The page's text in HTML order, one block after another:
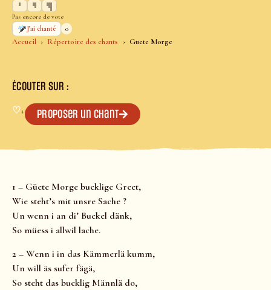
Accueil Répertoire des chants Guete Morge
Pas encore de vote
J’ai chanté
0
ÉCOUTER SUR :
♡+ Proposer un chant
1 – Güete Morge bucklige Greet,
Wie steht’s mit unsre Sache ?
Un wenn i an di’ Buckel dänk,
So müess i allwil lache.
2 – Wenn i in das Kämmerlä kumm,
Un will äs sufer fägä,
So steht das bucklig Männlä do,